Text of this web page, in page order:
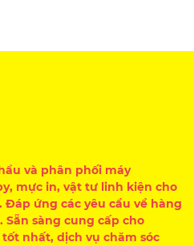
và phân phối máy
mực in, vật tư linh kiện cho
Đáp ứng các yêu cầu về hàng
sàng cung cấp cho
nhất, dịch vụ chăm sóc